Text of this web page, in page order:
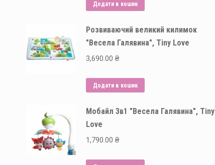
Додати в кошик
Розвиваючий великий килимок
"Весела Галявина", Tiny Love
3,690.00 ₴
Додати в кошик
Мобайл 3в1 "Весела Галявина", Tiny
Love
1,790.00 ₴